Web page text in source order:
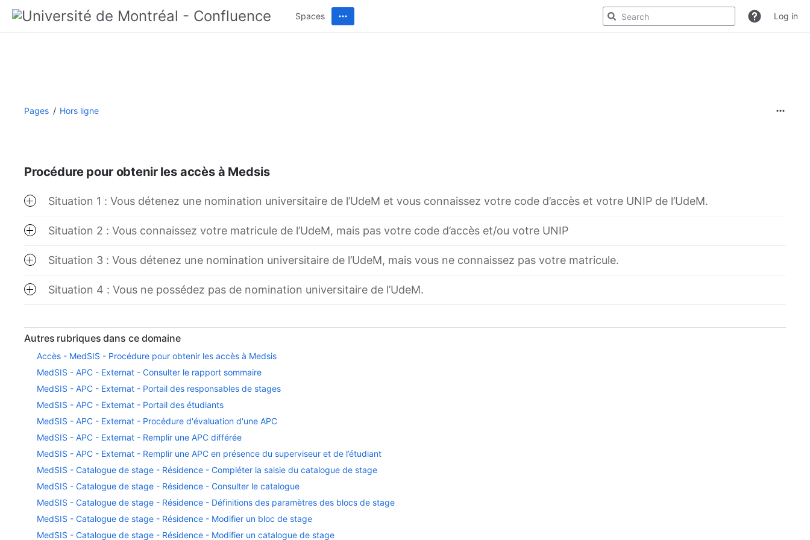
Spaces Log in
Pages Hors ligne
Procédure pour obtenir les accès à Medsis
Situation 1 : Vous détenez une nomination universitaire de l’UdeM et vous connaissez votre code d’accès et votre UNIP de l’UdeM.
Situation 2 : Vous connaissez votre matricule de l’UdeM, mais pas votre code d’accès et/ou votre UNIP
Situation 3 : Vous détenez une nomination universitaire de l’UdeM, mais vous ne connaissez pas votre matricule.
Situation 4 : Vous ne possédez pas de nomination universitaire de l’UdeM.
Autres rubriques dans ce domaine
Accès - MedSIS - Procédure pour obtenir les accès à Medsis
MedSIS - APC - Externat - Consulter le rapport sommaire
MedSIS - APC - Externat - Portail des responsables de stages
MedSIS - APC - Externat - Portail des étudiants
MedSIS - APC - Externat - Procédure d'évaluation d'une APC
MedSIS - APC - Externat - Remplir une APC différée
MedSIS - APC - Externat - Remplir une APC en présence du superviseur et de l’étudiant
MedSIS - Catalogue de stage - Résidence - Compléter la saisie du catalogue de stage
MedSIS - Catalogue de stage - Résidence - Consulter le catalogue
MedSIS - Catalogue de stage - Résidence - Définitions des paramètres des blocs de stage
MedSIS - Catalogue de stage - Résidence - Modifier un bloc de stage
MedSIS - Catalogue de stage - Résidence - Modifier un catalogue de stage